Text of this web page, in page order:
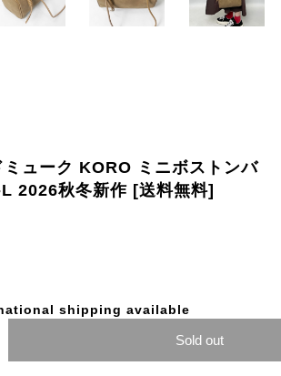
ューク KORO ミニボストンバ
2026秋冬新作 [送料無料]
shipping available
Sold out